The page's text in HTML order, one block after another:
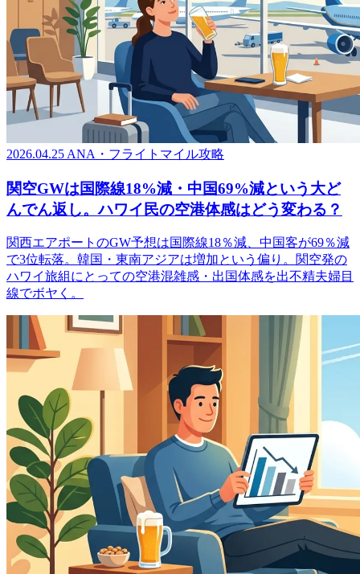
2026.04.25 ANA・フライトマイル攻略
関空GWは国際線18%減・中国69%減という大ど
んでん返し。ハワイ民の空港体感はどう変わる？
関西エアポートのGW予想は国際線18％減、中国客が69％減
で3位転落。韓国・東南アジアは増加という偏り。関空発の
ハワイ旅組にとっての空港混雑感・出国体感を出不精夫婦目
線でボヤく。